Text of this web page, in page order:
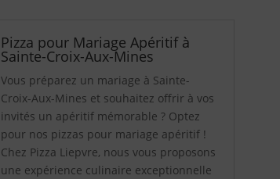
Pizza pour Mariage Apéritif à
Sainte-Croix-Aux-Mines
Vous préparez un mariage à Sainte-
Croix-Aux-Mines et souhaitez offrir à vos
invités un apéritif mémorable ? Optez
pour nos pizzas pour mariage apéritif !
Chez Pizza Liepvre, nous vous proposons
une expérience culinaire exceptionnelle